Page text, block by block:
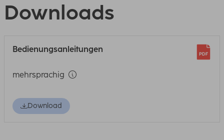
Downloads
Bedienungsanleitungen
mehrsprachig
Download